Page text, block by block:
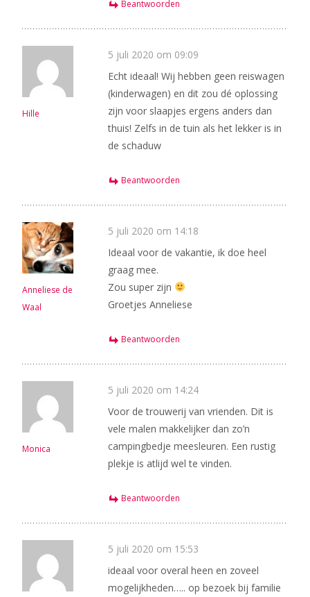
Beantwoorden
Hille
5 juli 2020 om 09:09
Echt ideaal! Wij hebben geen reiswagen
(kinderwagen) en dit zou dé oplossing
zijn voor slaapjes ergens anders dan
thuis! Zelfs in de tuin als het lekker is in
de schaduw
Beantwoorden
Anneliese de
Waal
5 juli 2020 om 14:18
Ideaal voor de vakantie, ik doe heel
graag mee.
Zou super zijn
Groetjes Anneliese
Beantwoorden
Monica
5 juli 2020 om 14:24
Voor de trouwerij van vrienden. Dit is
vele malen makkelijker dan zo’n
campingbedje meesleuren. Een rustig
plekje is atlijd wel te vinden.
Beantwoorden
5 juli 2020 om 15:53
ideaal voor overal heen en zoveel
mogelijkheden….. op bezoek bij familie